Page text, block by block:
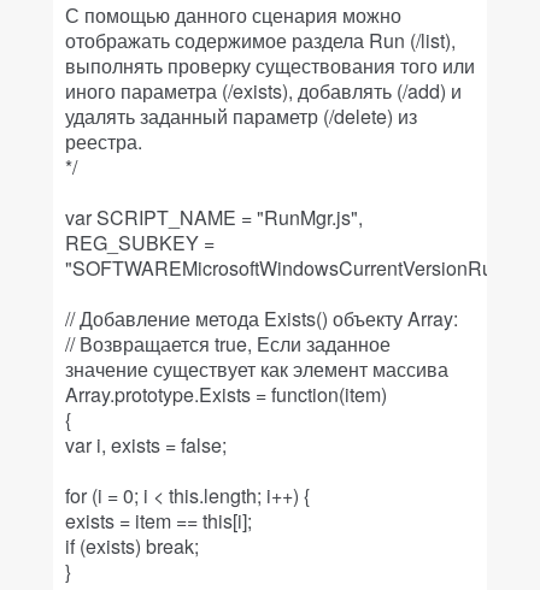
С помощью данного сценария можно
отображать содержимое раздела Run (/list),
выполнять проверку существования того или
иного параметра (/exists), добавлять (/add) и
удалять заданный параметр (/delete) из
реестра.
*/
var SCRIPT_NAME = "RunMgr.js",
REG_SUBKEY =
"SOFTWAREMicrosoftWindowsCurrentVersionRun";
// Добавление метода Exists() объекту Array:
// Возвращается true, Если заданное
значение существует как элемент массива
Array.prototype.Exists = function(item)
{
var i, exists = false;
for (i = 0; i < this.length; i++) {
exists = item == this[i];
if (exists) break;
}